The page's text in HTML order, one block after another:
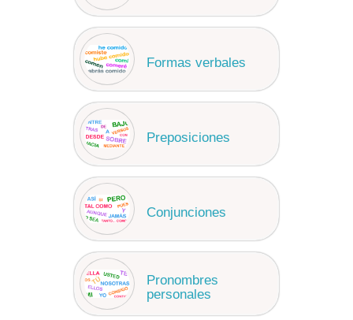
Formas verbales
Preposiciones
Conjunciones
Pronombres
personales